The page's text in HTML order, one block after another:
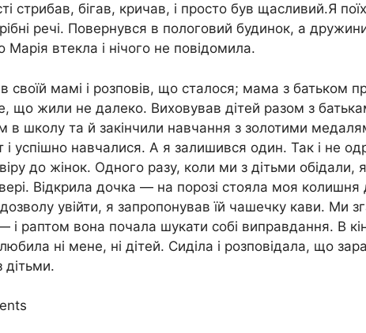
стрибав, бігав, кричав, і просто був щасливий.Я
речі. Повернувся в пологовий будинок, а
Марія втекла і нічого не повідомила.
своїй мамі і розповів, що сталося; мама з батьком
що жили не далеко. Виховував дітей разом з
в школу та й закінчили навчання з золотими
і успішно навчалися. А я залишився один. Так і не
до жінок. Одного разу, коли ми з дітьми обідали,
Відкрила дочка — на порозі стояла моя
увійти, я запропонував їй чашечку кави. Ми
і раптом вона почала шукати собі виправдання. В
ні мене, ні дітей. Сиділа і розповідала, що
дітьми.